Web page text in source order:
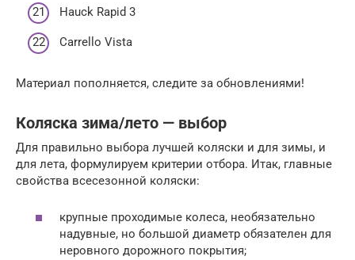
Hauck Rapid 3
Carrello Vista
Материал пополняется, следите за обновлениями!
Коляска зима/лето — выбор
Для правильно выбора лучшей коляски и для зимы, и
для лета, формулируем критерии отбора. Итак, главные
свойства всесезонной коляски:
крупные проходимые колеса, необязательно
надувные, но большой диаметр обязателен для
неровного дорожного покрытия;